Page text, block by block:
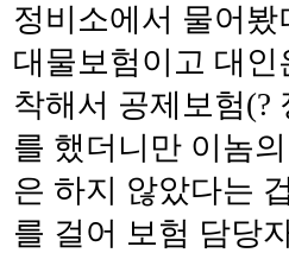
정비소에서 물어
대물보험이고 대
착해서 공제보험(?
를 했더니만 이놈
은 하지 않았다는
를 걸어 보험 담당